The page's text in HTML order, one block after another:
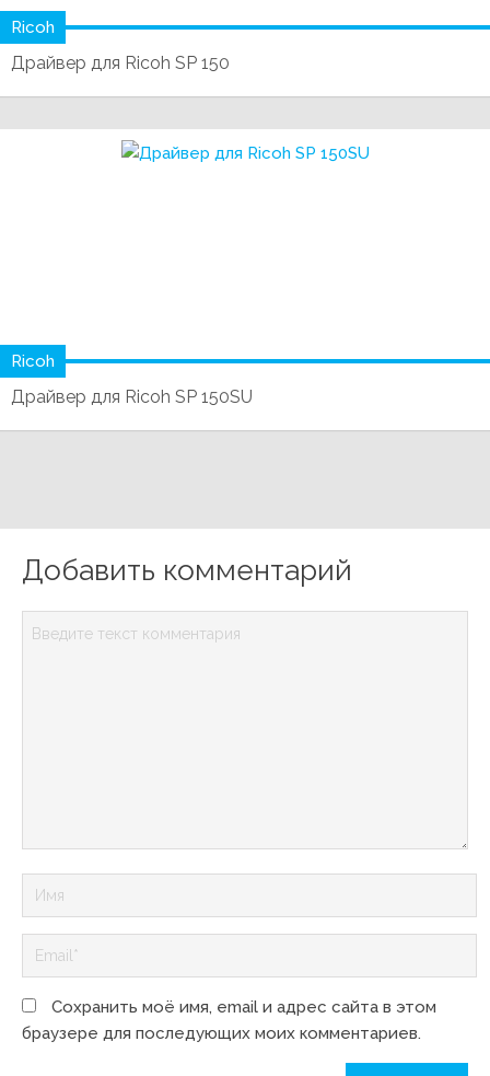
Ricoh
Драйвер для Ricoh SP 150
Ricoh
Драйвер для Ricoh SP 150SU
Добавить комментарий
Сохранить моё имя, email и адрес сайта в этом
браузере для последующих моих комментариев.